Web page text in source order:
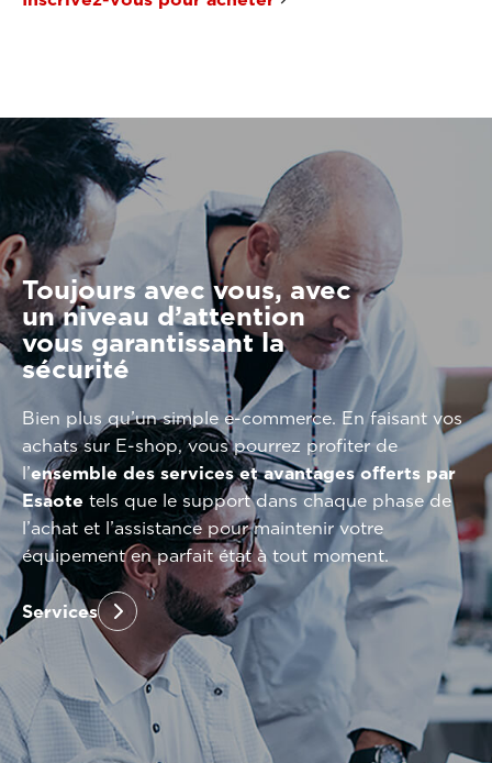
Toujours avec vous, avec
un niveau d’attention
vous garantissant la
sécurité
Bien plus qu’un simple e-commerce. En faisant vos
achats sur E-shop, vous pourrez profiter de
l’ensemble des services et avantages offerts par
Esaote tels que le support dans chaque phase de
l’achat et l’assistance pour maintenir votre
équipement en parfait état à tout moment.
Services